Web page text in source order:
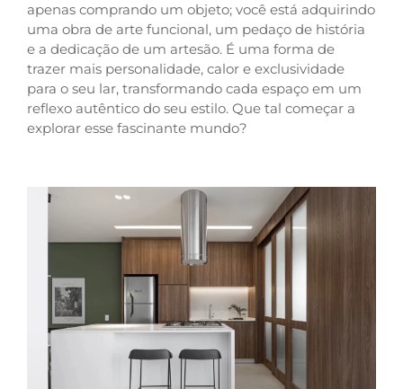
apenas comprando um objeto; você está adquirindo
uma obra de arte funcional, um pedaço de história
e a dedicação de um artesão. É uma forma de
trazer mais personalidade, calor e exclusividade
para o seu lar, transformando cada espaço em um
reflexo autêntico do seu estilo. Que tal começar a
explorar esse fascinante mundo?